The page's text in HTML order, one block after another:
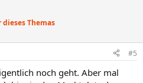
dieses Themas
#5
noch geht. Aber mal